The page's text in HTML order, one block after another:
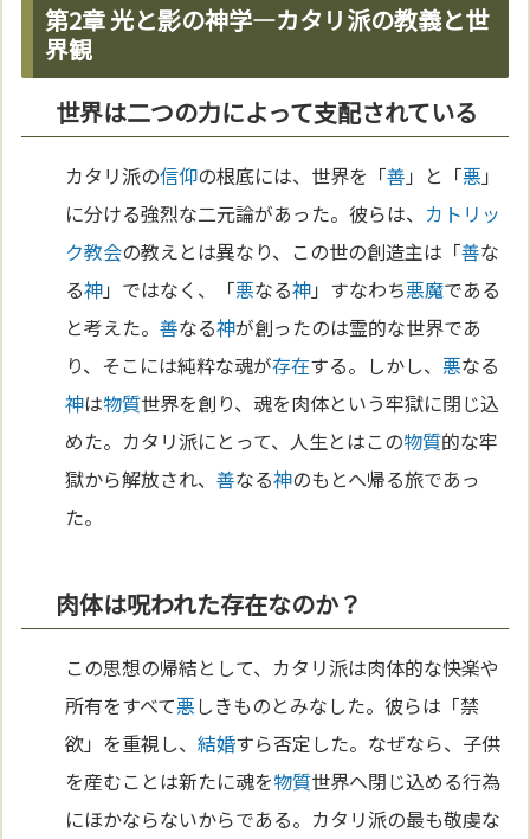
第2章 光と影の神学—カタリ派の教義と世
界観
世界は二つの力によって支配されている
カタリ派の信仰の根底には、世界を「善 」と「悪 」
に分ける強烈な二元論があった。彼らは、 カトリッ
ク教会の教えとは異なり、この世の創造主は「善な
る神」ではなく、「悪なる神」すなわち悪魔である
と考えた。善なる神が創ったのは霊的な世界であ
り、そこには純粋な魂が存在する。しかし、悪なる
神は物質世界を創り、魂を肉体という牢獄に閉じ込
めた。カタリ派にとって、人生とはこの物質的な牢
獄から解放され、善なる神のもとへ帰る旅であっ
た。
肉体は呪われた存在なのか？
この思想の帰結として、カタリ派は肉体的な快楽や
所有をすべて悪しきものとみなした。彼らは「禁
欲」を重視し、結婚すら否定した。なぜなら、子供
を産むことは新たに魂を物質世界へ閉じ込める行為
にほかならないからである。カタリ派の最も敬虔な